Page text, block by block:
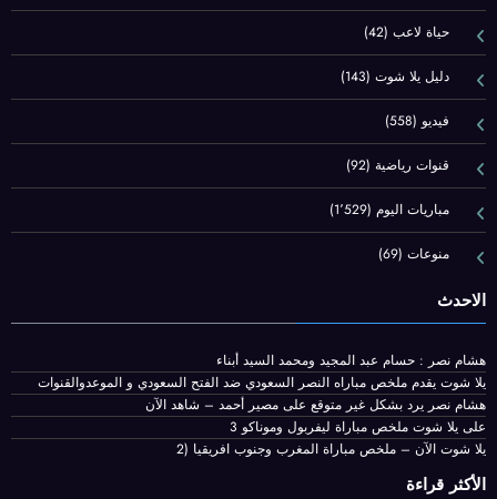
حياة لاعب(42)
دليل يلا شوت(143)
فيديو (558)
قنوات رياضية(92)
مباريات اليوم(1٬529)
منوعات(69)
الاحدث
هشام نصر : حسام عبد المجيد ومحمد السيد أبناء
يلا شوت يقدم ملخص مباراه النصر السعودي ضد الفتح السعودي و الموعدوالقنوات
هشام نصر يرد بشكل غير متوقع على مصير أحمد – شاهد الآن
على يلا شوت ملخص مباراة ليفربول وموناكو 3
يلا شوت الآن – ملخص مباراة المغرب وجنوب افريقيا (2
الأكثر قراءة